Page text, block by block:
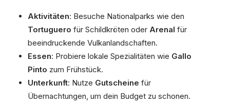
Aktivitäten: Besuche Nationalparks wie den
Tortuguero für Schildkröten oder Arenal für
beeindruckende Vulkanlandschaften.
Essen: Probiere lokale Spezialitäten wie Gallo
Pinto zum Frühstück.
Unterkunft: Nutze Gutscheine für
Übernachtungen, um dein Budget zu schonen.